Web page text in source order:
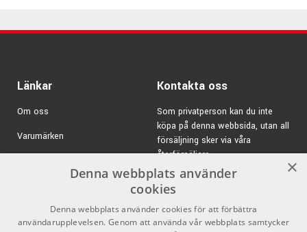
skulle bli mera ergonomisk om man fick upp ena foten lite.
Pallen är lätt och hopfällbar för att få plats i ex. ett
Specifikationer 14640:
Finish: Svart
Material: Aluminum
Höjd: 105 - 180mm i 4 lägen
Längd: 202mm
Bredd: 91mm
Länkar
Om oss
Varumärken
Försäljningsvillkor
Kontakta oss
Som privatperson kan du inte
köpa på denna webbsida, utan all
försäljning sker via våra
återförsäljare.
E-post:info@emnordic.se
×
Denna webbplats använder
cookies
Denna webbplats använder cookies för att förbättra
användarupplevelsen. Genom att använda vår webbplats samtycker